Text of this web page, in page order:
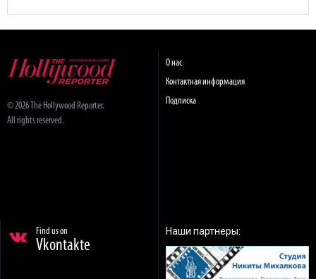
© 2026 The Hollywood Reporter.
All rights reserved.
О нас
Контактная информация
Подписка
Find us on
Vkontakte
Наши партнеры: